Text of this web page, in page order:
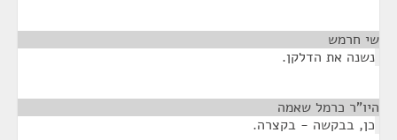
שי חרמש
נשנה את הדלקן.
היו"ר כרמל שאמה
כן, בבקשה - בקצרה.